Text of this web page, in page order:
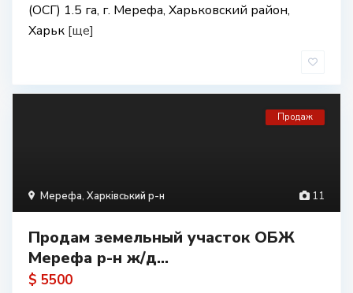
(ОСГ) 1.5 га, г. Мерефа, Харьковский район,
Харьк [ще]
11
Мерефа, Харківський р-н
Продаж
Продам земельный участок ОБЖ
Мерефа р-н ж/д...
$ 5500